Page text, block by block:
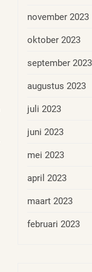
november 2023
oktober 2023
september 2023
augustus 2023
juli 2023
juni 2023
mei 2023
april 2023
maart 2023
februari 2023